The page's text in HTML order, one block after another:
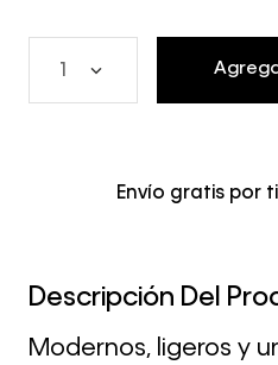
Envío gratis por
Descripción Del
Modernos, ligeros y